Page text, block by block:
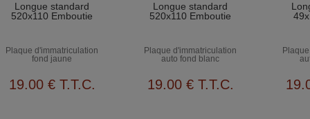
Longue standard
520x110 Emboutie
Plaque d'immatriculation
fond jaune
19.00 € T.T.C.
Longue standard
520x110 Emboutie
Plaque d'immatriculation
auto fond blanc
19.00 € T.T.C. 19